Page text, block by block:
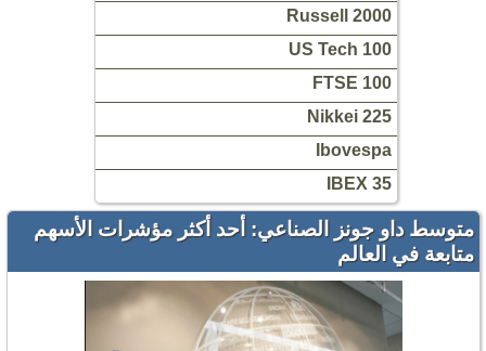
Russell 2000
US Tech 100
FTSE 100
Nikkei 225
Ibovespa
IBEX 35
متوسط ​​داو جونز الصناعي: أحد أكثر مؤشرات الأسهم
متابعة في العالم